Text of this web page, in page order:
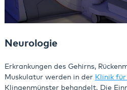
Neurologie
Erkrankungen des Gehirns,
Muskulatur werden in der Klinik
Klingenmünster behandelt. Die